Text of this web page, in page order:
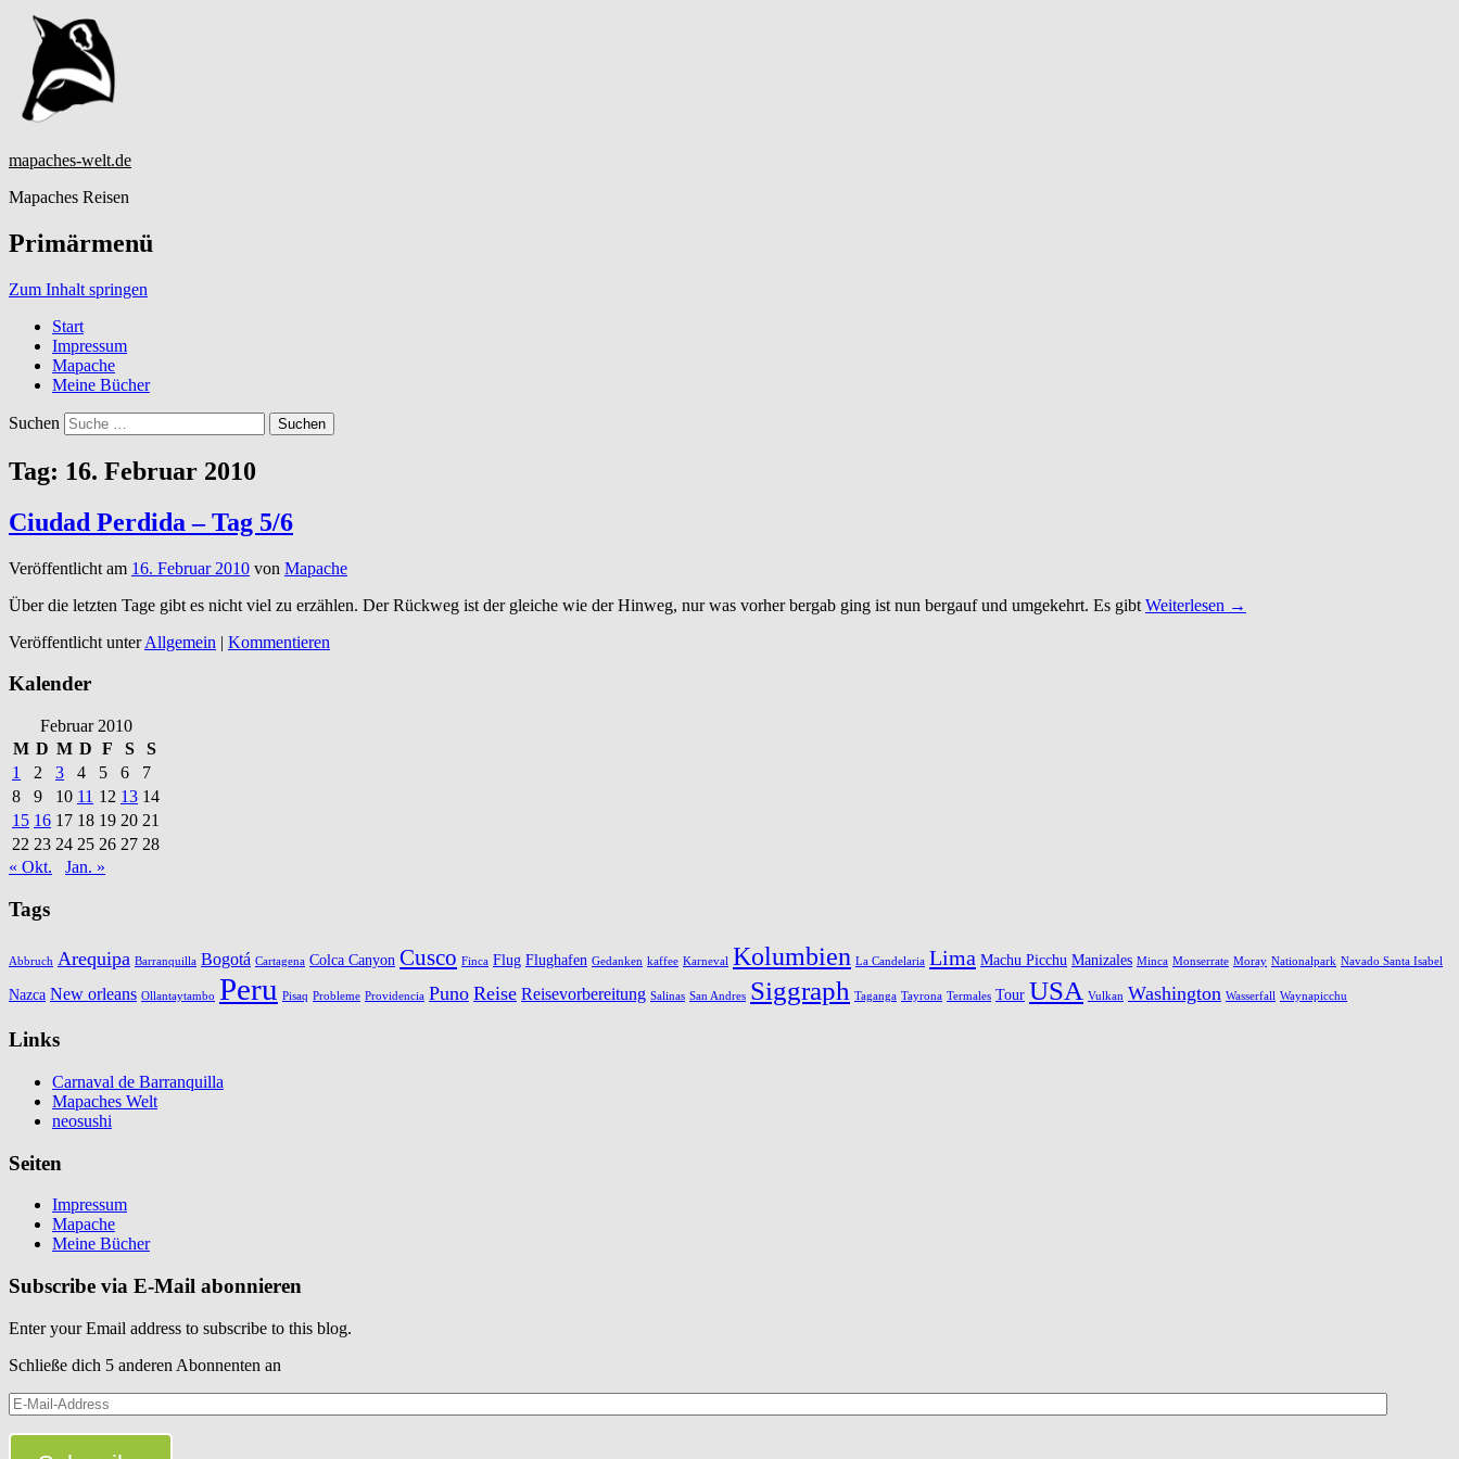
mapaches-welt.de
Mapaches Reisen
Primärmenü
Zum Inhalt springen
Start
Impressum
Mapache
Meine Bücher
Suchen
Tag: 16. Februar 2010
Ciudad Perdida – Tag 5/6
Veröffentlicht am 16. Februar 2010 von Mapache
Über die letzten Tage gibt es nicht viel zu erzählen. Der Rückweg ist der gleiche wie der Hinweg, nur was vorher bergab ging ist nun bergauf und umgekehrt. Es gibt Weiterlesen →
Veröffentlicht unterAllgemein | Kommentieren
Kalender
Februar 2010
M D M D F S
S
1
2 3 4 5 6
7
8
9 10 11 12 13 14
15 16 17 18 19 20 21
22 23 24 25 26 27 28
« Okt.
Jan. »
Tags
Abbruch Arequipa Barranquilla Bogotá Cartagena Colca Canyon Cusco Finca Flug Flughafen Gedanken kaffee Karneval Kolumbien La Candelaria Lima Machu Picchu Manizales Minca Monserrate Moray Nationalpark Navado Santa Isabel
Nazca New orleans Ollantaytambo Peru Pisaq Probleme Providencia Puno Reise Reisevorbereitung Salinas San Andres Siggraph Taganga Tayrona Termales Tour USA Vulkan Washington Wasserfall Waynapicchu
Links
Carnaval de Barranquilla
Mapaches Welt
neosushi
Seiten
Impressum
Mapache
Meine Bücher
Subscribe via E-Mail abonnieren
Enter your Email address to subscribe to this blog.
Schließe dich 5 anderen Abonnenten an
E-
Mail-
Address